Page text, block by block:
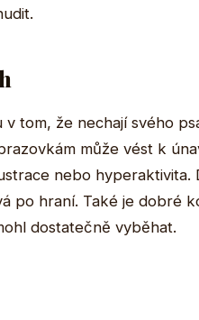
tom, že nechají svého
může vést k
nebo hyperaktivita.
po hraní. Také je dobré
dostatečně vyběhat.